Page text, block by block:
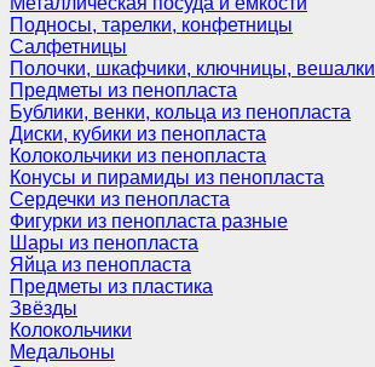
Подносы, тарелки, конфетницы
Салфетницы
Полочки, шкафчики, ключницы, вешалки
Предметы из пенопласта
Бублики, венки, кольца из пенопласта
Диски, кубики из пенопласта
Колокольчики из пенопласта
Конусы и пирамиды из пенопласта
Сердечки из пенопласта
Фигурки из пенопласта разные
Шары из пенопласта
Яйца из пенопласта
Предметы из пластика
Звёзды
Колокольчики
Медальоны